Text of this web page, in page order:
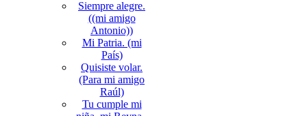
Siempre alegre.
((mi amigo
Antonio))
Mi Patria. (mi
País)
Quisiste volar.
(Para mi amigo
Raúl)
Tu cumple mi